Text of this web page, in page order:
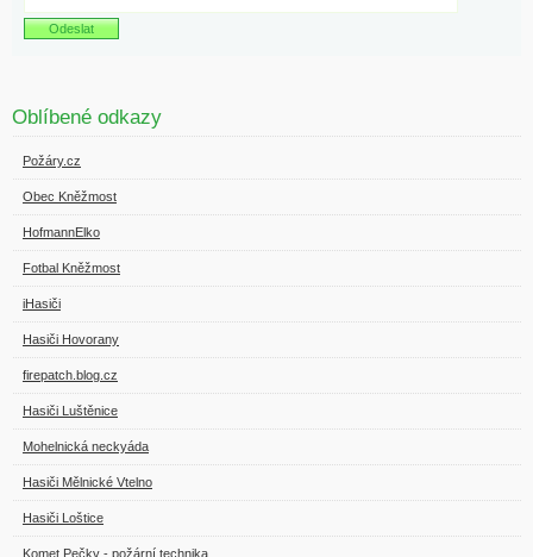
Oblíbené odkazy
Požáry.cz
Obec Kněžmost
HofmannElko
Fotbal Kněžmost
iHasiči
Hasiči Hovorany
firepatch.blog.cz
Hasiči Luštěnice
Mohelnická neckyáda
Hasiči Mělnické Vtelno
Hasiči Loštice
Komet Pečky - požární technika